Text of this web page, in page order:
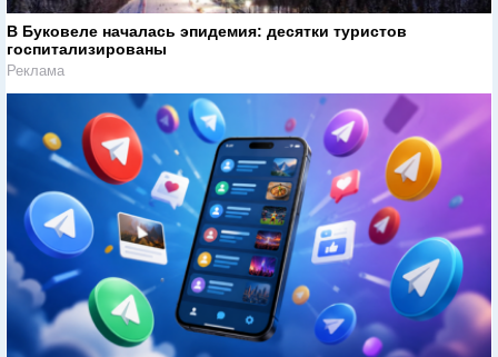
В Буковеле началась эпидемия: десятки туристов
госпитализированы
Реклама